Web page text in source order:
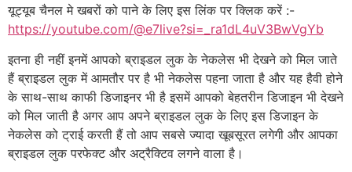
यूट्यूब चैनल मे खबरों को पाने के लिए इस लिंक पर क्लिक करें :-
https://youtube.com/@e7live?si=_ra1dL4uV3BwVgYb
इतना ही नहीं इनमें आपको ब्राइडल लुक के नेकलेस भी देखने को मिल जाते
हैं ब्राइडल लुक में आमतौर पर है भी नेकलेस पहना जाता है और यह हैवी होने
के साथ-साथ काफी डिजाइनर भी है इसमें आपको बेहतरीन डिजाइन भी देखने
को मिल जाती है अगर आप अपने ब्राइडल लुक के लिए इस डिजाइन के
नेकलेस को ट्राई करती हैं तो आप सबसे ज्यादा खूबसूरत लगेगी और आपका
ब्राइडल लुक परफेक्ट और अट्रैक्टिव लगने वाला है।